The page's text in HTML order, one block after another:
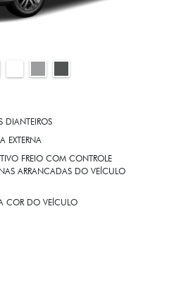
DIANTEIROS
EXTERNA
FREIO COM CONTROLE
ARRANCADAS DO VEÍCULO
COR DO VEÍCULO